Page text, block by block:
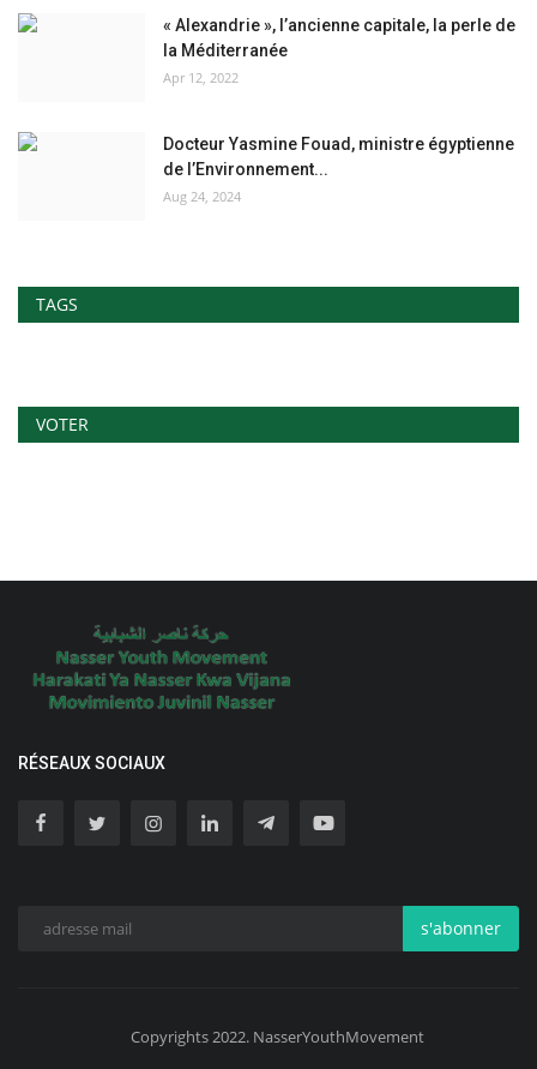
« Alexandrie », l’ancienne capitale, la perle de
la Méditerranée
Apr 12, 2022
Docteur Yasmine Fouad, ministre égyptienne
de l’Environnement...
Aug 24, 2024
TAGS
VOTER
RÉSEAUX SOCIAUX
s'abonner
Copyrights 2022. NasserYouthMovement